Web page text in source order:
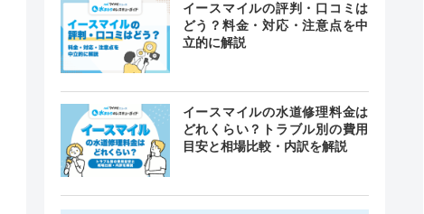
イースマイルの評判・口コミは
どう？料金・対応・注意点を中
立的に解説
イースマイルの水道修理料金は
どれくらい？トラブル別の費用
目安と相場比較・内訳を解説